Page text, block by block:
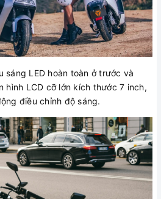
sáng LED hoàn toàn ở trước và
hình LCD cỡ lớn kích thước 7 inch,
điều chỉnh độ sáng.